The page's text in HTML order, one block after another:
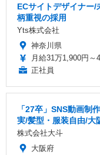
ECサイトデザイナー
柄重視の採用
Yts株式会社
神奈川県
月給31万1,900円～
正社員
「27卒」SNS動画制
実/髪型・服装自由/大
株式会社大斗
大阪府